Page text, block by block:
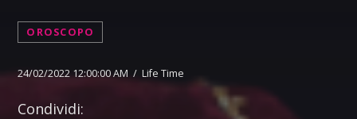
OROSCOPO
24/02/2022 12:00:00 AM / Life Time
Condividi: